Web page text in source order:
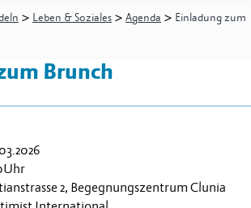
> Leben & Soziales > Agenda > Einladung zum
Brunch
Uhr
2, Begegnungszentrum Clunia